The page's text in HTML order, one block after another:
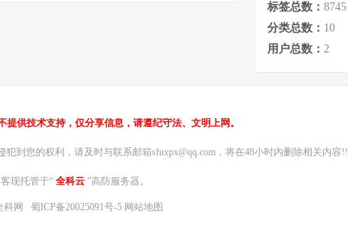
标签总数： 8745
分类总数： 10
用户总数： 2
提供技术支持，仅分享信息，请遵纪守法、文明上网。
到您的权利，请及时与联系邮箱sfuxpx@qq.com，将在48小时内删除相关内容!!
现托管于“ 全科云 ”高防服务器。
科网 蜀ICP备20025091号-5 网站地图